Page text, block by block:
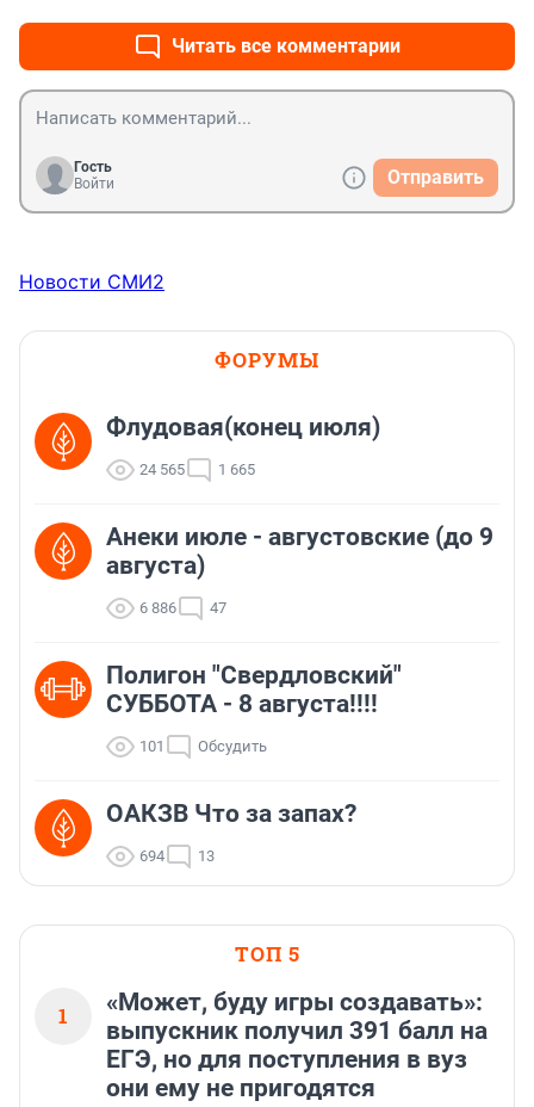
Читать все комментарии
Гость
Войти
Отправить
Новости СМИ2
ФОРУМЫ
Флудовая(конец июля)
24 565 1 665
Анеки июле - августовские (до 9
августа)
6 886 47
Полигон "Свердловский"
СУББОТА - 8 августа!!!!
101 Обсудить
ОАКЗВ Что за запах?
694 13
ТОП 5
1
«Может, буду игры создавать»:
выпускник получил 391 балл на
ЕГЭ, но для поступления в вуз
они ему не пригодятся